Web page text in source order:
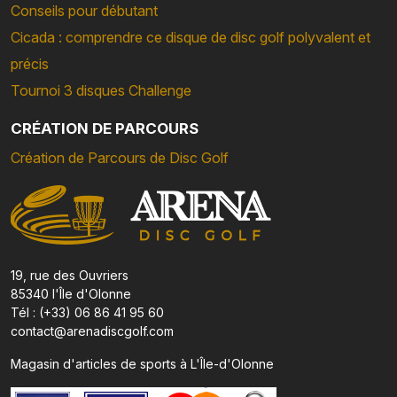
Conseils pour débutant
Cicada : comprendre ce disque de disc golf polyvalent et
précis
Tournoi 3 disques Challenge
CRÉATION DE PARCOURS
Création de Parcours de Disc Golf
19, rue des Ouvriers
85340 l'Île d'Olonne
Tél : (+33) 06 86 41 95 60
contact@arenadiscgolf.com
Magasin d'articles de sports à L'Île-d'Olonne